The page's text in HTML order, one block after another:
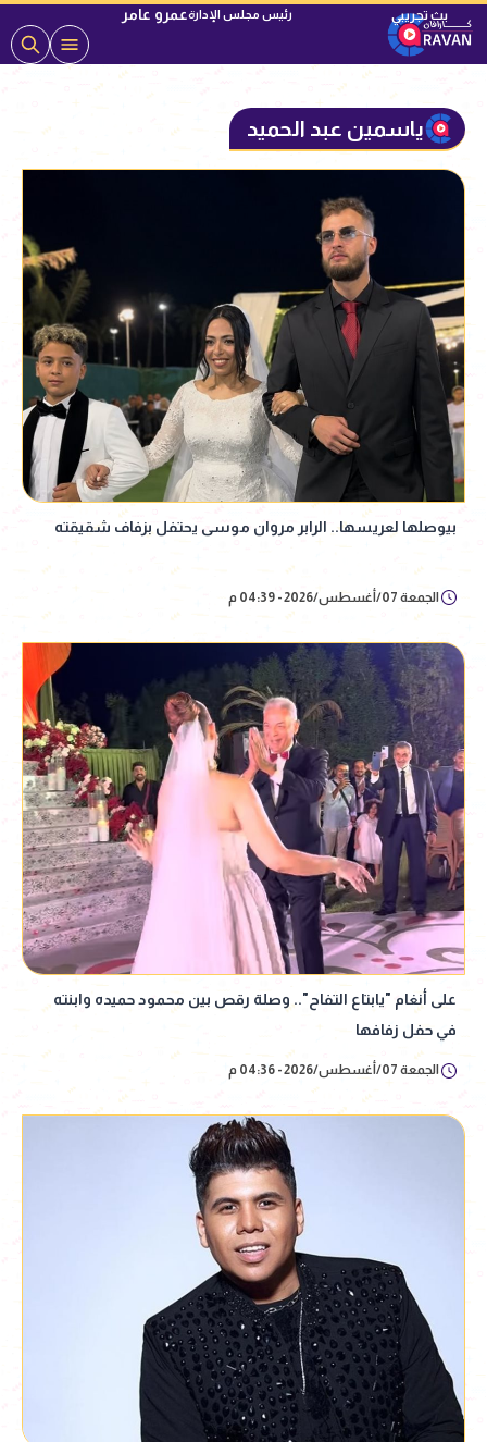
رئيس مجلس الإدارةعمرو عامر
ياسمين عبد الحميد
بيوصلها لعريسها.. الرابر مروان موسى يحتفل بزفاف شقيقته
الجمعة 07/أغسطس/2026 - 04:39 م
على أنغام "يابتاع التفاح".. وصلة رقص بين محمود حميده وابنته
في حفل زفافها
الجمعة 07/أغسطس/2026 - 04:36 م